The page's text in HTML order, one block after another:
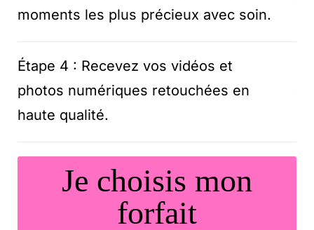
moments les plus précieux avec soin.
Étape 4 : Recevez vos vidéos et
photos numériques retouchées en
haute qualité.
Je choisis mon
forfait